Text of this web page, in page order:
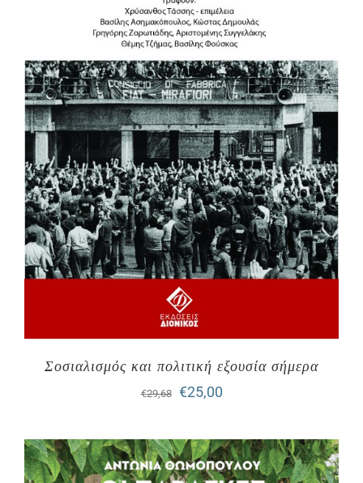
Σοσιαλισμός και πολιτική εξουσία σήμερα
€29,68
Original
was:
€29,68.
€25,00Η
τιμή
είναι: